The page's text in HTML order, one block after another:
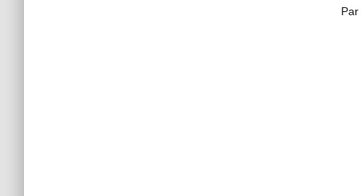
Par